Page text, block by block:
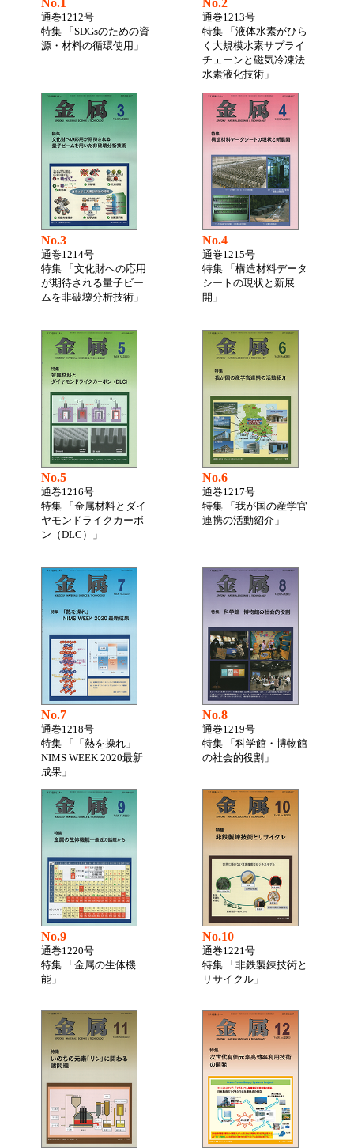
通巻1212号
特集 「SDGsのための資
源・材料の循環使用」
通巻1213号
特集 「液体水素がひら
く大規模水素サプライ
チェーンと磁気冷凍法
水素液化技術」
No.3
通巻1214号
特集 「文化財への応用
が期待される量子ビー
ムを非破壊分析技術」
No.4
通巻1215号
特集 「構造材料データ
シートの現状と新展
開」
No.5
通巻1216号
特集 「金属材料とダイ
ヤモンドライクカーボ
ン（DLC）」
No.6
通巻1217号
特集 「我が国の産学官
連携の活動紹介」
No.7
通巻1218号
特集 「「熱を操れ」
NIMS WEEK 2020最新
成果」
No.8
通巻1219号
特集 「科学館・博物館
の社会的役割」
No.9
通巻1220号
特集 「金属の生体機
能」
No.10
通巻1221号
特集 「非鉄製錬技術と
リサイクル」